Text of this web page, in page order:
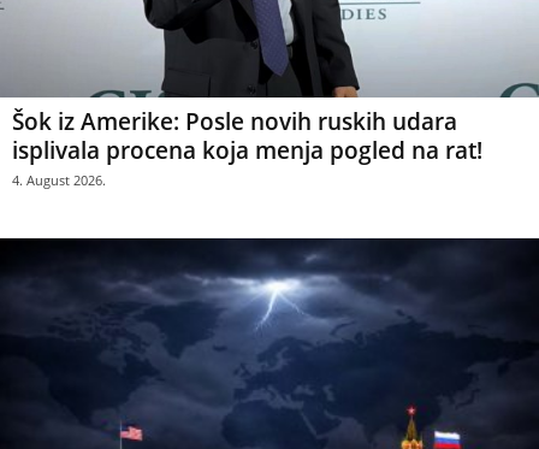
Šok iz Amerike: Posle novih ruskih udara
isplivala procena koja menja pogled na rat!
4. August 2026.